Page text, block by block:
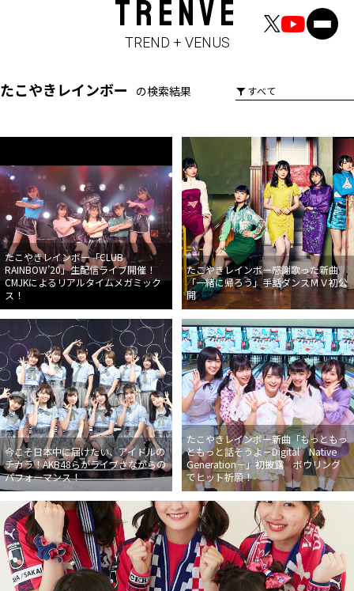
TRENVE
TREND + VENUS
たこやきレインボー の検索結果
たこやきレインボー「CLUB
RAINBOW’20」生配信ライブ開催！
CMJKによるリアルタイムメガミック
ス！
たこやきレインボー感謝歌った新曲
「一緒に帰ろう」手話ダンスＭＶ初公
開
今こそ日本中に届けたい、アイドルの
チカラ！AKB48らがライブさながらの
パフォーマンス！
たこやきレインボー新曲「もっともっ
ともっと話そうよ－Digital Native
Generation－」初披露 ボウリング
でヒット祈願！